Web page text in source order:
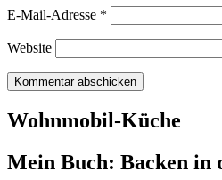
E-Mail-Adresse *
Website
Wohnmobil-Küche
Mein Buch: Backen in